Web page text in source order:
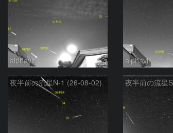
alphavir alphavir
夜半前の流星N-1 (26-08-02) 夜半前の流星